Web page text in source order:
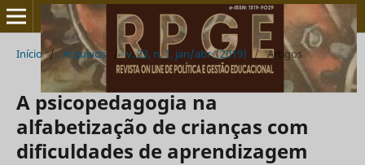
Início / Arquivos / v. 23, n. 1, jan/abr. (2019) / Artigos
A psicopedagogia na
alfabetização de crianças com
dificuldades de aprendizagem